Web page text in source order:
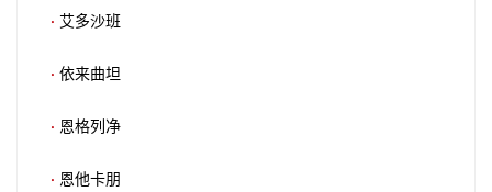
· 艾多沙班
· 依来曲坦
· 恩格列净
· 恩他卡朋